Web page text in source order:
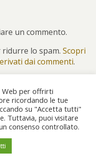
un commento.
lo spam. Scopri
dai commenti.
Pc Desktop
Web per offrirti
ricordando le tue
su "Accetta tutti"
Tuttavia, puoi visitare
consenso controllato.